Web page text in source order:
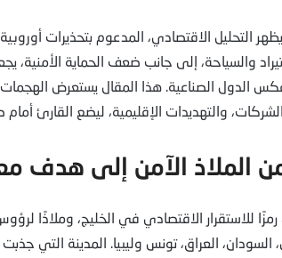
التحليل الاقتصادي، المدعوم بتحذيرات
والسياحة، إلى جانب ضعف الحماية الأمنية،
الدول الصناعية. هذا المقال يستعرض الهجمات
والتهديدات الإقليمية، ليضع القارئ
للاستقرار الاقتصادي في الخليج، وملاذًا
السودان، العراق، تونس وليبيا. المدينة التي